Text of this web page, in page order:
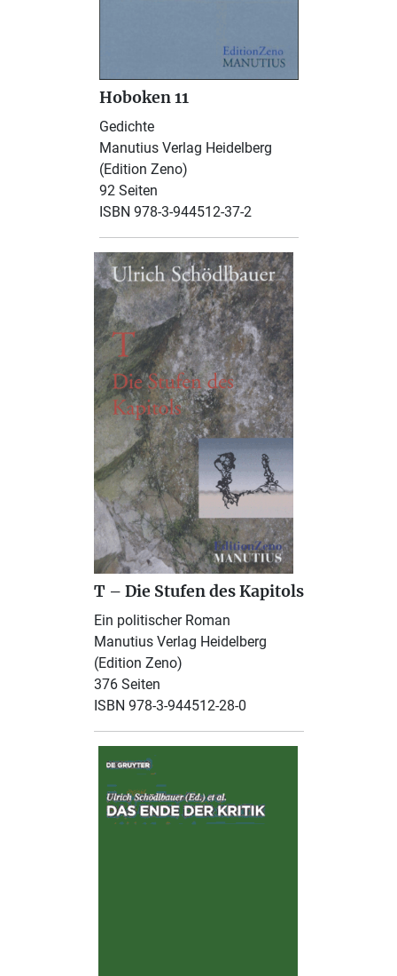
Hoboken 11
Gedichte
Manutius Verlag Heidelberg
(Edition Zeno)
92 Seiten
ISBN 978-3-944512-37-2
T – Die Stufen des Kapitols
Ein politischer Roman
Manutius Verlag Heidelberg
(Edition Zeno)
376 Seiten
ISBN 978-3-944512-28-0